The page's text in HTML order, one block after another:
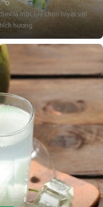
là một lựa chọn tuyệt vời
hương